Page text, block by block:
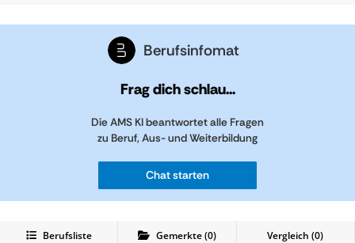
Berufsinfomat
Frag dich schlau...
Die AMS KI beantwortet alle Fragen
zu Beruf, Aus- und Weiterbildung
Chat starten
Berufsliste Gemerkte(0) Vergleich (0)